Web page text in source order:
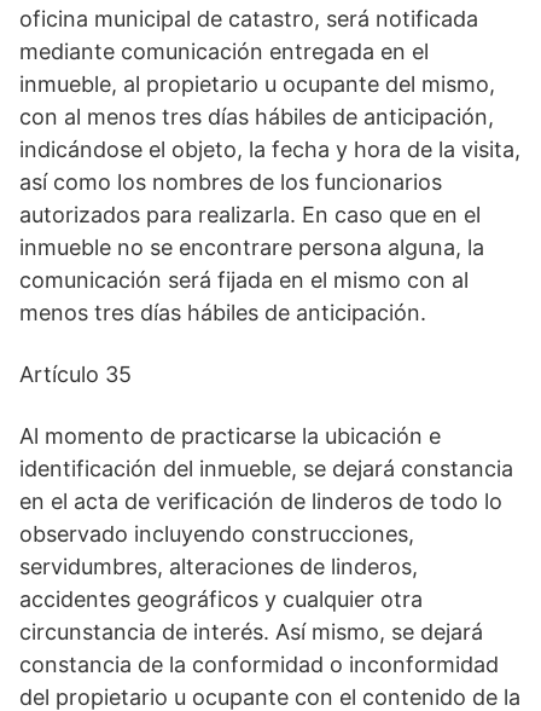
oficina municipal de catastro, será notificada
mediante comunicación entregada en el
inmueble, al propietario u ocupante del mismo,
con al menos tres días hábiles de anticipación,
indicándose el objeto, la fecha y hora de la visita,
así como los nombres de los funcionarios
autorizados para realizarla. En caso que en el
inmueble no se encontrare persona alguna, la
comunicación será fijada en el mismo con al
menos tres días hábiles de anticipación.
Artículo 35
Al momento de practicarse la ubicación e
identificación del inmueble, se dejará constancia
en el acta de verificación de linderos de todo lo
observado incluyendo construcciones,
servidumbres, alteraciones de linderos,
accidentes geográficos y cualquier otra
circunstancia de interés. Así mismo, se dejará
constancia de la conformidad o inconformidad
del propietario u ocupante con el contenido de la